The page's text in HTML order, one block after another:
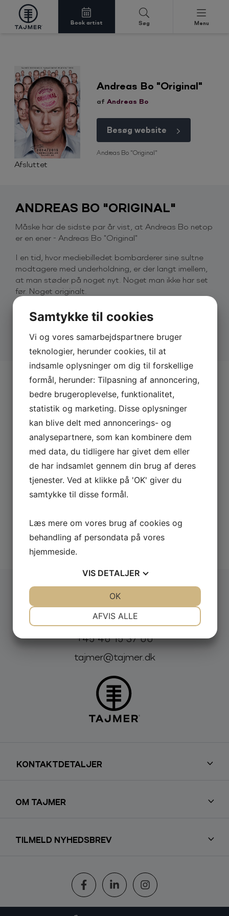
Book artist Søg Menu
Afsluttet
Andreas Bo "Original"
afAndreas Bo
Besøg website
Andreas Bo "Original"
ANDREAS BO "ORIGINAL"
Måske har de sidste par år vist, at Andreas Bo netop
er en ener - Andreas Bo "Original"
I en tid, hvor mediebilledet bombarderer sine sultne
modtagere med underholdning, er der langt imellem,
at man støder på noget nyt. Noget man ikke har set
før. Noget originalt.
Den brede adgang til medierne i form af talent-shows
og reality-udsendelser gør også, at det er sjældent
man kan tale om et egentligt gennembrud for en
kunstner.
Alligevel er det vel nærmest et helt originalt
gennembrud, Andreas Bo har været
omdrejningspunkt for i de sidste par år.
En komiker med så bredt et repertoire at han er
blevet kaldt komikkens kamæleon, og som taler til
det – vel nok – bredeste publikum i Danmark.
Læs mere
ANDRESHOWS
Udforsk alle
Booking og forespørgsel:
+45 46 15 37 00
tajmer@tajmer.dk
KONTAKTDETALJER
OM TAJMER
TILMELD NYHEDSBREV
Følg os
Samtykke til cookies
Vi og vores samarbejdspartnere bruger
teknologier, herunder cookies, til at
indsamle oplysninger om dig til forskellige
formål, herunder: Tilpasning af annoncering,
bedre brugeroplevelse, funktionalitet,
statistik og marketing. Disse oplysninger
kan blive delt med annoncerings- og
analysepartnere, som kan kombinere dem
med data, du tidligere har givet dem eller
de har indsamlet gennem din brug af deres
tjenester. Ved at klikke på 'OK' giver du
samtykke til disse formål.
Læs mere om vores brug af cookies og
behandling af persondata på vores
hjemmeside.
VIS DETALJER
AFVIS ALLE
OK